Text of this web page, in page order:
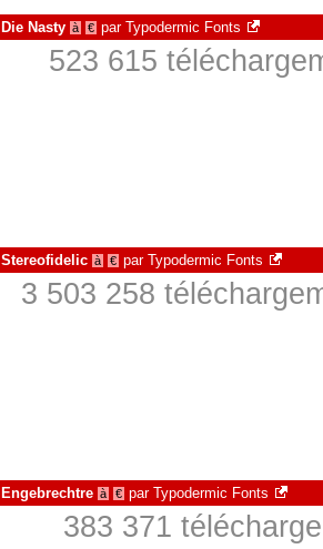
Die Nasty à € par Typodermic Fonts
523 615
Stereofidelic à € par Typodermic Fonts
3 503 258
Engebrechtre à € par Typodermic Fonts
383 371